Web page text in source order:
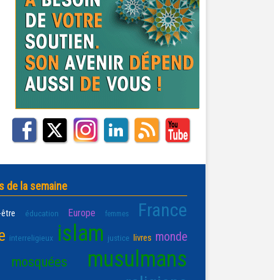
de la semaine
éducation Europe femmes France
interreligieux islam justice livres monde
mosquées musulmans